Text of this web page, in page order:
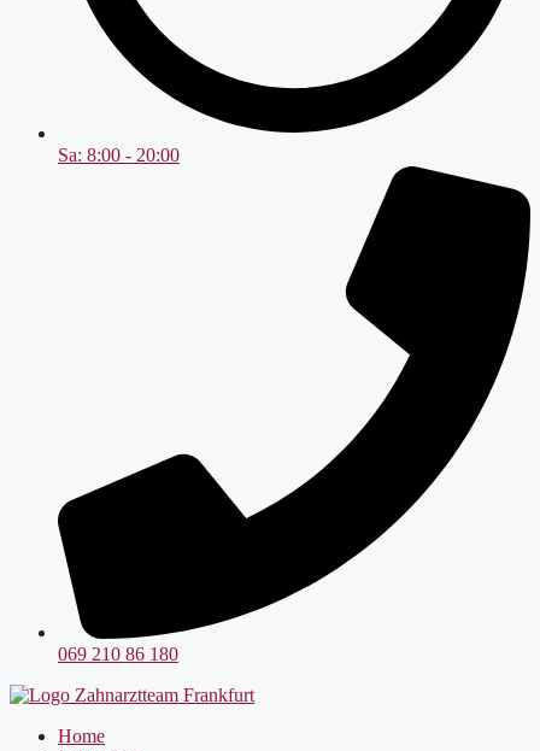
Sa: 8:00 - 20:00
069 210 86 180
Home